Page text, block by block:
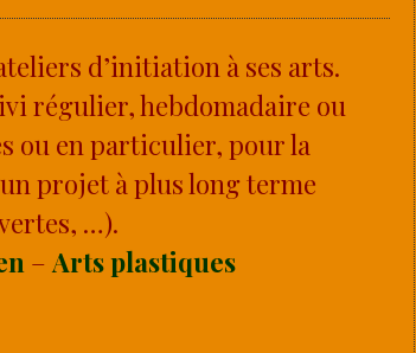
d’initiation à ses arts.
régulier, hebdomadaire ou
ou en particulier, pour la
projet à plus long terme
…).
–Arts plastiques